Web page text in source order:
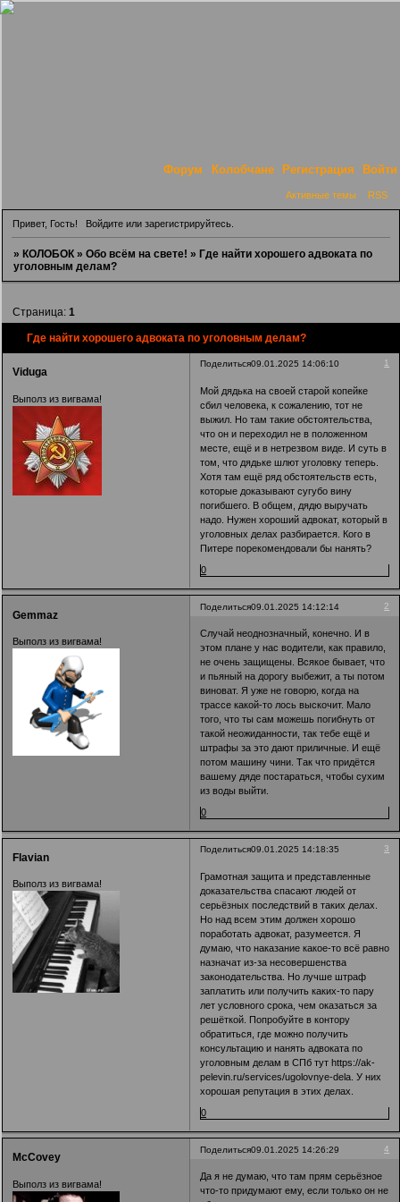
Форум Колобчане Регистрация Войти
Активные темы RSS
Привет, Гость! Войдитеили зарегистрируйтесь.
»КОЛОБОК »Обо всём на свете! »Где найти хорошего адвоката по
уголовным делам?
Где найти хорошего адвоката по уголовным делам?
Страница:1
Поделиться 1
09.01.2025 14:06:10
Viduga
Выполз из вигвама!
Мой дядька на своей старой копейке
сбил человека, к сожалению, тот не
выжил. Но там такие обстоятельства,
что он и переходил не в положенном
месте, ещё и в нетрезвом виде. И суть в
том, что дядьке шлют уголовку теперь.
Хотя там ещё ряд обстоятельств есть,
которые доказывают сугубо вину
погибшего. В общем, дядю выручать
надо. Нужен хороший адвокат, который в
уголовных делах разбирается. Кого в
Питере порекомендовали бы нанять?
0
Поделиться 2
09.01.2025 14:12:14
Gemmaz
Выполз из вигвама!
Случай неоднозначный, конечно. И в
этом плане у нас водители, как правило,
не очень защищены. Всякое бывает, что
и пьяный на дорогу выбежит, а ты потом
виноват. Я уже не говорю, когда на
трассе какой-то лось выскочит. Мало
того, что ты сам можешь погибнуть от
такой неожиданности, так тебе ещё и
штрафы за это дают приличные. И ещё
потом машину чини. Так что придётся
вашему дяде постараться, чтобы сухим
из воды выйти.
0
Поделиться 3
09.01.2025 14:18:35
Flavian
Выполз из вигвама!
Грамотная защита и представленные
доказательства спасают людей от
серьёзных последствий в таких делах.
Но над всем этим должен хорошо
поработать адвокат, разумеется. Я
думаю, что наказание какое-то всё равно
назначат из-за несовершенства
законодательства. Но лучше штраф
заплатить или получить каких-то пару
лет условного срока, чем оказаться за
решёткой. Попробуйте в контору
обратиться, где можно получить
консультацию и нанять адвоката по
уголовным делам в СПб тутhttps://ak-
pelevin.ru/services/ugolovnye-dela . У них
хорошая репутация в этих делах.
0
Поделиться 4
09.01.2025 14:26:29
McCovey
Выполз из вигвама!
Да я не думаю, что там прям серьёзное
что-то придумают ему, если только он не